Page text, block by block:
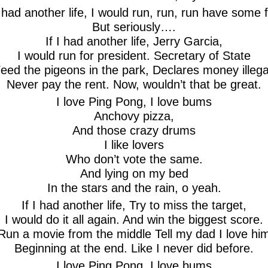
another life, I would run, run, run have some
But seriously….
If I had another life, Jerry Garcia,
I would run for president. Secretary of State
the pigeons in the park, Declares money
Never pay the rent. Now, wouldn’t that be great.
I love Ping Pong, I love bums
Anchovy pizza,
And those crazy drums
I like lovers
Who don’t vote the same.
And lying on my bed
In the stars and the rain, o yeah.
If I had another life, Try to miss the target,
I would do it all again. And win the biggest score.
a movie from the middle Tell my dad I love
Beginning at the end. Like I never did before.